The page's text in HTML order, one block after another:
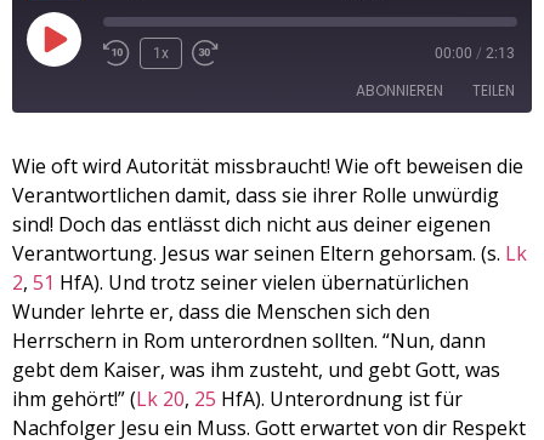
1x 00:00 / 2:13
ABONNIEREN TEILEN
Apple Podcasts Spotify
RSS FEED
TEILEN
LINK
EMBED
Wie oft wird Autorität missbraucht! Wie oft beweisen die
Verantwortlichen damit, dass sie ihrer Rolle unwürdig
sind! Doch das entlässt dich nicht aus deiner eigenen
Verantwortung. Jesus war seinen Eltern gehorsam. (s. Lk
2, 51 HfA). Und trotz seiner vielen übernatürlichen
Wunder lehrte er, dass die Menschen sich den
Herrschern in Rom unterordnen sollten. “Nun, dann
gebt dem Kaiser, was ihm zusteht, und gebt Gott, was
ihm gehört!” (Lk 20, 25 HfA). Unterordnung ist für
Nachfolger Jesu ein Muss. Gott erwartet von dir Respekt